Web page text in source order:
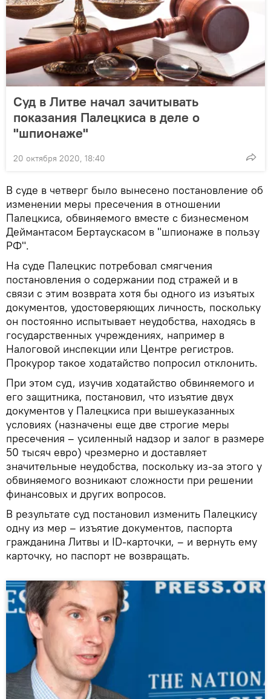
Суд в Литве начал зачитывать
показания Палецкиса в деле о
"шпионаже"
20 октября 2020, 18:40
В суде в четверг было вынесено постановление об
изменении меры пресечения в отношении
Палецкиса, обвиняемого вместе с бизнесменом
Деймантасом Бертаускасом в "шпионаже в пользу
РФ".
На суде Палецкис потребовал смягчения
постановления о содержании под стражей и в
связи с этим возврата хотя бы одного из изъятых
документов, удостоверяющих личность, поскольку
он постоянно испытывает неудобства, находясь в
государственных учреждениях, например в
Налоговой инспекции или Центре регистров.
Прокурор такое ходатайство попросил отклонить.
При этом суд, изучив ходатайство обвиняемого и
его защитника, постановил, что изъятие двух
документов у Палецкиса при вышеуказанных
условиях (назначены еще две строгие меры
пресечения – усиленный надзор и залог в размере
50 тысяч евро) чрезмерно и доставляет
значительные неудобства, поскольку из-за этого у
обвиняемого возникают сложности при решении
финансовых и других вопросов.
В результате суд постановил изменить Палецкису
одну из мер – изъятие документов, паспорта
гражданина Литвы и ID-карточки, – и вернуть ему
карточку, но паспорт не возвращать.